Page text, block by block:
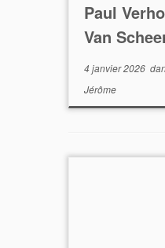
Paul
Van
4 janvier 2026
Jérôme